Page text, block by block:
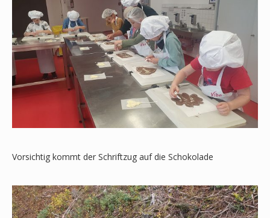
Vorsichtig kommt der Schriftzug auf die Schokolade